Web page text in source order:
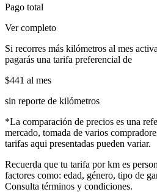
Pago total
Ver completo
Si recorres más kilómetros al mes
pagarás una tarifa preferencial de
$441 al mes
sin reporte de kilómetros
*La comparación de precios es una
mercado, tomada de varios
tarifas aqui presentadas pueden variar.
Recuerda que tu tarifa por km es
factores como: edad, género, tipo de
Consulta términos y condiciones.